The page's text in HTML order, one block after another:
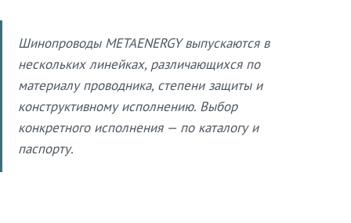
Шинопроводы METAENERGY выпускаются в
нескольких линейках, различающихся по
материалу проводника, степени защиты и
конструктивному исполнению. Выбор
конкретного исполнения — по каталогу и
паспорту.